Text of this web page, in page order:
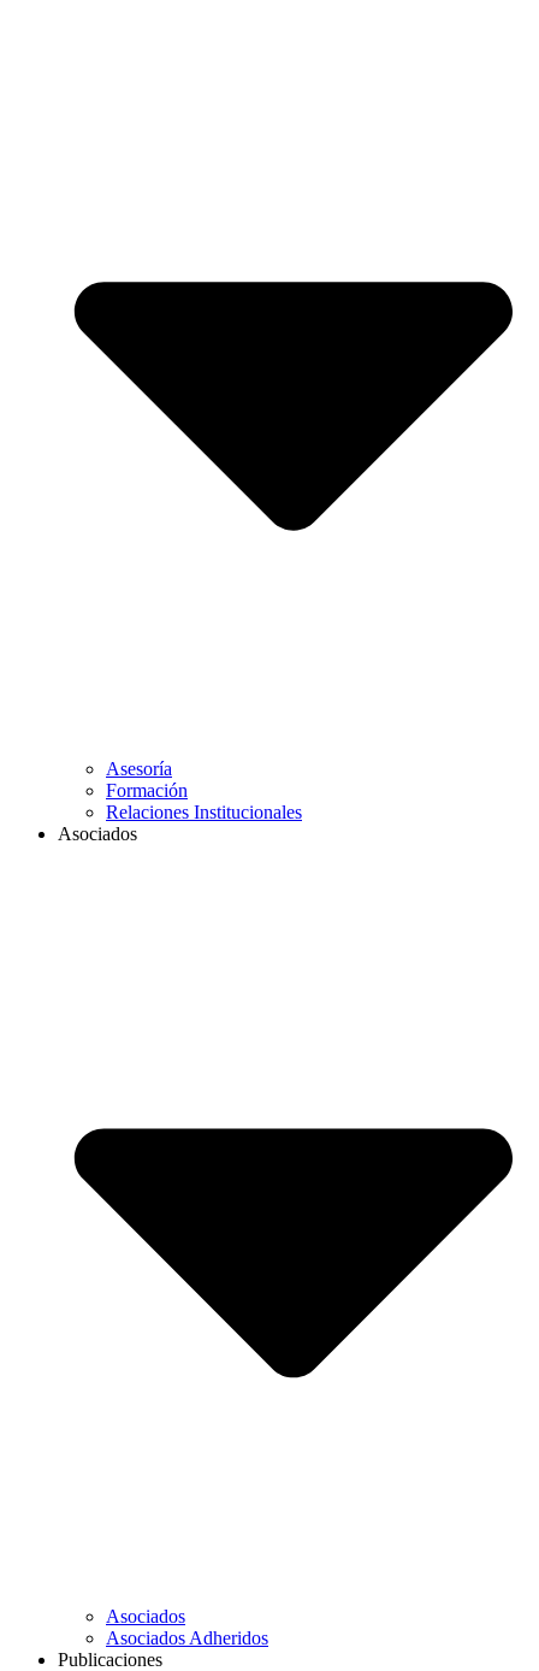
Asesoría
Formación
Relaciones Institucionales
Asociados
Asociados
Asociados Adheridos
Publicaciones